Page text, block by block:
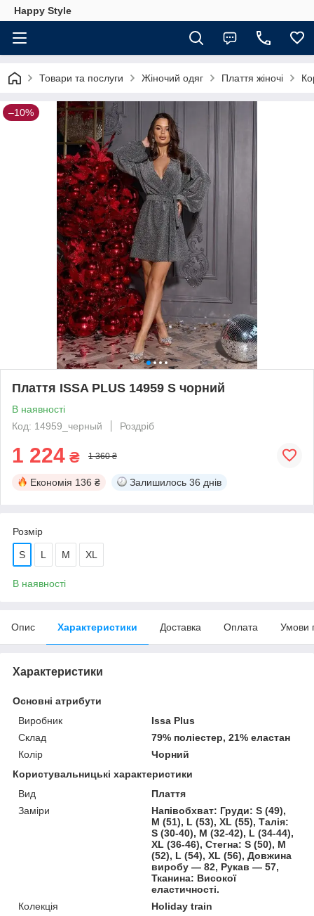
Happy Style
Товари та послуги Жіночий одяг Плаття жіночі
–10%
Плаття ISSA PLUS 14959 S чорний
В наявності
Код: 14959_черный
Роздріб
1 224 ₴ 1 360 ₴
Економія 136 ₴ Залишилось 36 днів
Розмір
S L M XL
В наявності
Опис Характеристики Доставка Оплата Умови
Характеристики
Основні атрибути
Виробник
Issa Plus
Склад
79% поліестер, 21% еластан
Колір
Чорний
Користувальницькі характеристики
Вид
Плаття
Заміри
Напівобхват: Груди: S (49),
M (51), L (53), XL (55), Талія:
S (30-40), M (32-42), L (34-44),
XL (36-46), Стегна: S (50), M
(52), L (54), XL (56), Довжина
виробу — 82, Рукав — 57,
Тканина: Високої
еластичності.
Колекція
Holiday train